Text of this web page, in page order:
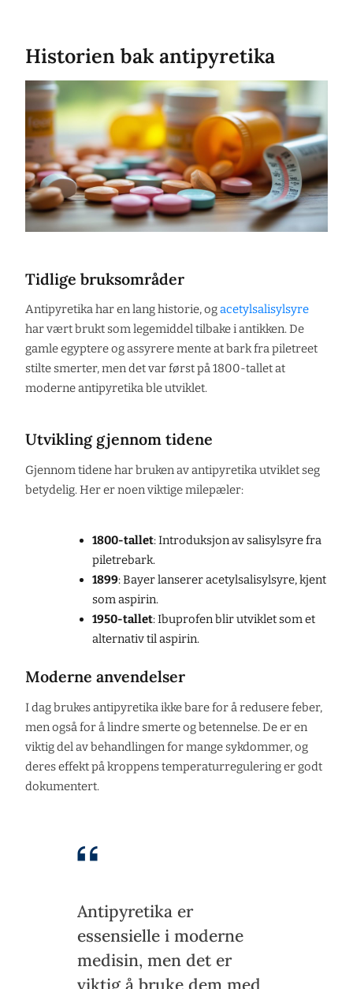
Historien bak antipyretika
Tidlige bruksområder
Antipyretika har en lang historie, ogacetylsalisylsyre
har vært brukt som legemiddel tilbake i antikken. De
gamle egyptere og assyrere mente at bark fra piletreet
stilte smerter, men det var først på 1800-tallet at
moderne antipyretika ble utviklet.
Utvikling gjennom tidene
Gjennom tidene har bruken av antipyretika utviklet seg
betydelig. Her er noen viktige milepæler:
1800-tallet: Introduksjon av salisylsyre fra
piletrebark.
1899: Bayer lanserer acetylsalisylsyre, kjent
som aspirin.
1950-tallet: Ibuprofen blir utviklet som et
alternativ til aspirin.
Moderne anvendelser
I dag brukes antipyretika ikke bare for å redusere feber,
men også for å lindre smerte og betennelse. De er en
viktig del av behandlingen for mange sykdommer, og
deres effekt på kroppens temperaturregulering er godt
dokumentert.
Antipyretika er
essensielle i moderne
medisin, men det er
viktig å bruke dem med